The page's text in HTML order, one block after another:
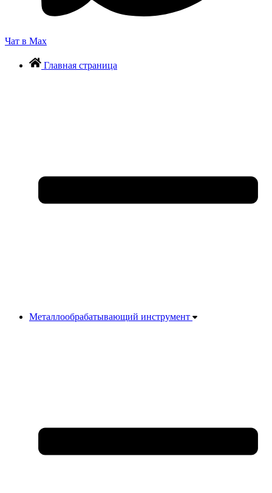
Чат в Max
Главная страница
Металлообрабатывающий инструмент